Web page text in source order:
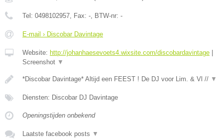
Tel: 0498102957 , Fax: - , BTW-nr: -
E-mail › Discobar Davintage
Website: http://johanhaesevoets4.wixsite.com/discobardavintage |
Screenshot ▼
*Discobar Davintage* Altijd een FEEST ! De DJ voor Lim. & Vl // ▼
Diensten: Discobar DJ Davintage
Openingstijden onbekend
Laatste facebook posts ▼